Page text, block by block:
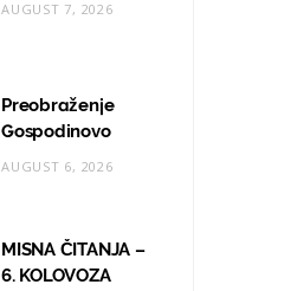
AUGUST 7, 2026
Preobraženje
Gospodinovo
AUGUST 6, 2026
MISNA ČITANJA –
6. KOLOVOZA